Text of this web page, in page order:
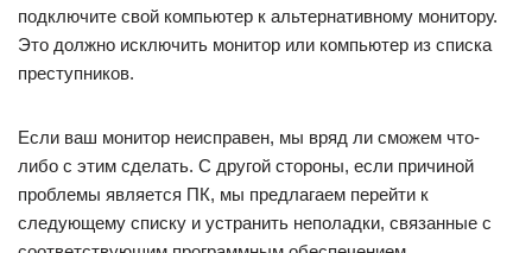
подключите свой компьютер к альтернативному монитору.
Это должно исключить монитор или компьютер из списка
преступников.
Если ваш монитор неисправен, мы вряд ли сможем что-
либо с этим сделать. С другой стороны, если причиной
проблемы является ПК, мы предлагаем перейти к
следующему списку и устранить неполадки, связанные с